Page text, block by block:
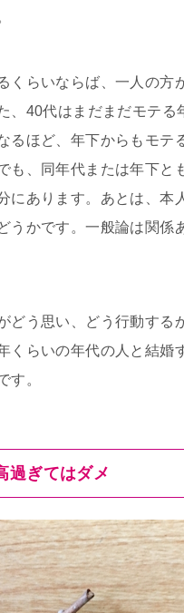
くらいならば、一人の方
、40代はまだまだモテる
るほど、年下からもモテ
も、同年代または年下と
にあります。あとは、本
うかです。一般論は関係
どう思い、どう行動する
くらいの年代の人と結婚
す。
過ぎてはダメ